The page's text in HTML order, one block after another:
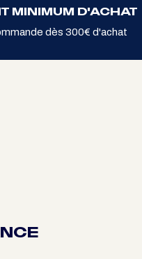
MINIMUM D'ACHAT
dès 300€ d'achat